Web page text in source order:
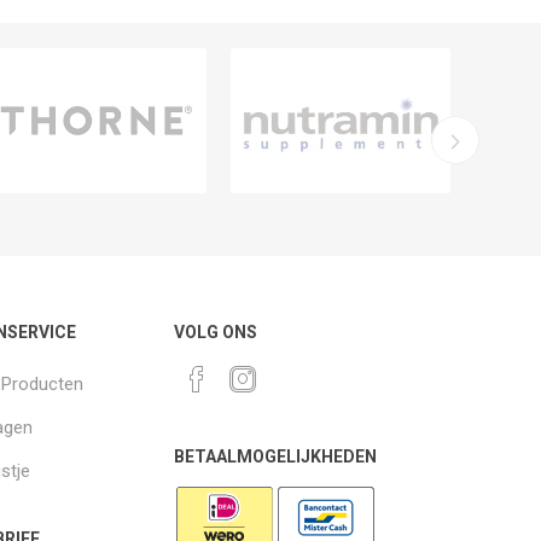
VOLG ONS
BETAALMOGELIJKHEDEN